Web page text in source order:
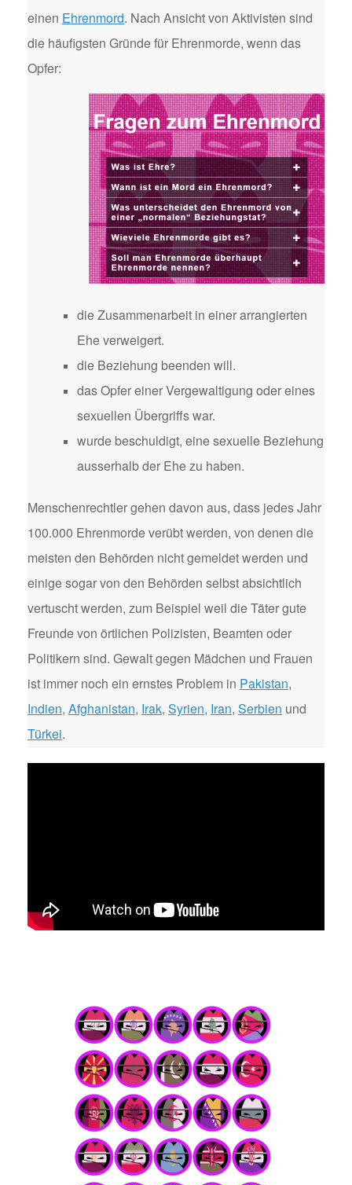
einen Ehrenmord. Nach Ansicht von Aktivisten sind
die häufigsten Gründe für Ehrenmorde, wenn das
Opfer:
die Zusammenarbeit in einer arrangierten
Ehe verweigert.
die Beziehung beenden will.
das Opfer einer Vergewaltigung oder eines
sexuellen Übergriffs war.
wurde beschuldigt, eine sexuelle Beziehung
ausserhalb der Ehe zu haben.
Menschenrechtler gehen davon aus, dass jedes Jahr
100.000 Ehrenmorde verübt werden, von denen die
meisten den Behörden nicht gemeldet werden und
einige sogar von den Behörden selbst absichtlich
vertuscht werden, zum Beispiel weil die Täter gute
Freunde von örtlichen Polizisten, Beamten oder
Politikern sind. Gewalt gegen Mädchen und Frauen
ist immer noch ein ernstes Problem in Pakistan,
Indien, Afghanistan, Irak, Syrien, Iran, Serbien und
Türkei.